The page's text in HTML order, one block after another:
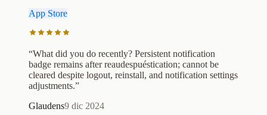
App Store
“What did you do recently? Persistent notification
badge remains after reaudespuéstication; cannot be
cleared despite logout, reinstall, and notification settings
adjustments.”
Glaudens9 dic 2024